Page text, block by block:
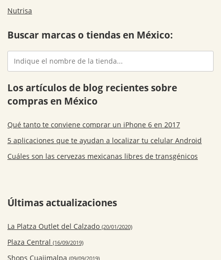
Nutrisa
Buscar marcas o tiendas en México:
Los artículos de blog recientes sobre
compras en México
Qué tanto te conviene comprar un iPhone 6 en 2017
5 aplicaciones que te ayudan a localizar tu celular Android
Cuáles son las cervezas mexicanas libres de transgénicos
Últimas actualizaciones
La Platza Outlet del Calzado (20/01/2020)
Plaza Central (16/09/2019)
Shops Cuajimalpa (09/09/2019)